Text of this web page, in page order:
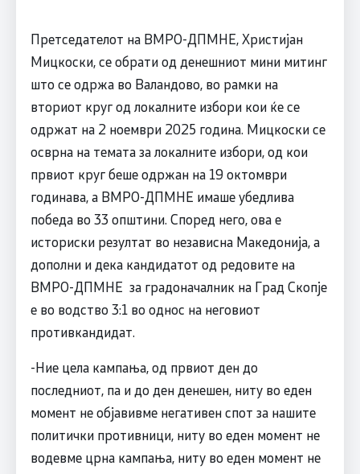
Претседателот на ВМРО-ДПМНЕ, Христијан
Мицкоски, се обрати од денешниот мини митинг
што се одржа во Валандово, во рамки на
вториот круг од локалните избори кои ќе се
одржат на 2 ноември 2025 година. Мицкоски се
осврна на темата за локалните избори, од кои
првиот круг беше одржан на 19 октомври
годинава, а ВМРО-ДПМНЕ имаше убедлива
победа во 33 општини. Според него, ова е
историски резултат во независна Македонија, а
дополни и дека кандидатот од редовите на
ВМРО-ДПМНЕ за градоначалник на Град Скопје
е во водство 3:1 во однос на неговиот
противкандидат.
-Ние цела кампања, од првиот ден до
последниот, па и до ден денешен, ниту во еден
момент не објавивме негативен спот за нашите
политички противници, ниту во еден момент не
водевме црна кампања, ниту во еден момент не